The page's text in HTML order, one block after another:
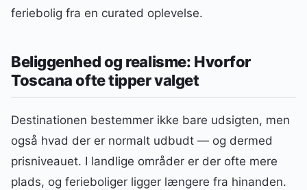
feriebolig fra en curated oplevelse.
Beliggenhed og realisme: Hvorfor
Toscana ofte tipper valget
Destinationen bestemmer ikke bare udsigten, men
også hvad der er normalt udbudt — og dermed
prisniveauet. I landlige områder er der ofte mere
plads, og ferieboliger ligger længere fra hinanden.